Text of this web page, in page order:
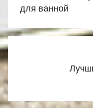
записям
для ванной